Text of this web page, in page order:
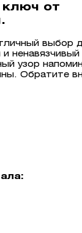
от
выбор
ненавязчивый
узор
Обратите